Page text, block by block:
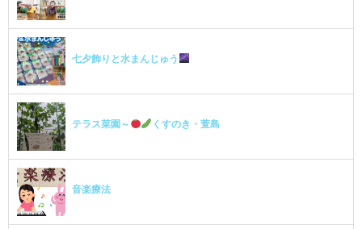
七夕飾りと水まんじゅう
テラス菜園～ くすのき・萱島
音楽療法